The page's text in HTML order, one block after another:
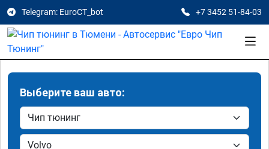
Telegram: EuroCT_bot +7 3452 51-84-03
Выберите ваш авто: